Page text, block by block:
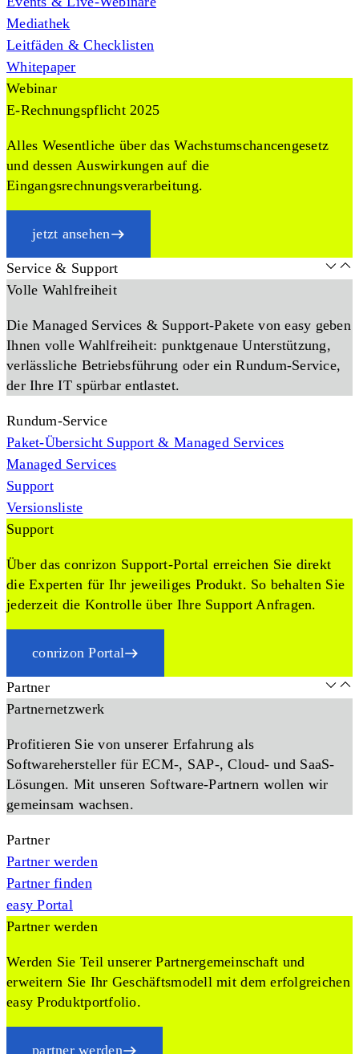
Mediathek
Leitfäden & Checklisten
Whitepaper
Webinar
E-Rechnungspflicht 2025
Alles Wesentliche über das Wachstumschancengesetz
und dessen Auswirkungen auf die
Eingangsrechnungsverarbeitung.
jetzt ansehen
Service & Support
Volle Wahlfreiheit
Die Managed Services & Support-Pakete von easy geben
Ihnen volle Wahlfreiheit: punktgenaue Unterstützung,
verlässliche Betriebsführung oder ein Rundum-Service,
der Ihre IT spürbar entlastet.
Rundum-Service
Paket-Übersicht Support & Managed Services
Managed Services
Support
Versionsliste
Support
Über das conrizon Support-Portal erreichen Sie direkt
die Experten für Ihr jeweiliges Produkt. So behalten Sie
jederzeit die Kontrolle über Ihre Support Anfragen.
conrizon Portal
Partner
Partnernetzwerk
Profitieren Sie von unserer Erfahrung als
Softwarehersteller für ECM-, SAP-, Cloud- und SaaS-
Lösungen. Mit unseren Software-Partnern wollen wir
gemeinsam wachsen.
Partner
Partner werden
Partner finden
easy Portal
Partner werden
Werden Sie Teil unserer Partnergemeinschaft und
erweitern Sie Ihr Geschäftsmodell mit dem erfolgreichen
easy Produktportfolio.
partner werden